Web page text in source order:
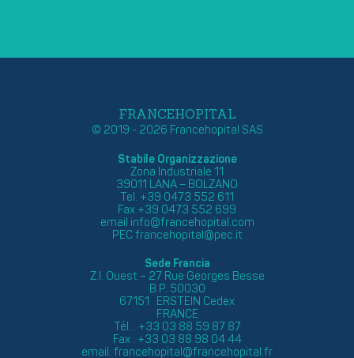
FRANCEHOPITAL
© 2019 - 2026 Francehopital SAS
Stabile Organizzazione
Zona Industriale 11
39011 LANA – BOLZANO
Tel. +39 0473 552 611
Fax +39 0473 552 699
email info@francehopital.com
PECfrancehopital@pec.it
Sede Francia
Z.I. Ouest – 27 Rue Georges Besse
B.P. 50030
67151 ERSTEIN Cedex
FRANCE
Tél. : +33 03 88 59 87 87
Fax : +33 03 88 98 04 44
email: francehopital@francehopital.fr